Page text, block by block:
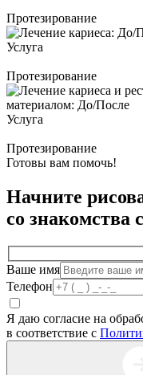
Протезирование
Услуга
Протезирование
Услуга
Протезирование
Готовы вам помочь!
Начните
со знакомства
Ваше имя
Телефон
Я даю согласие на
в соответствие с